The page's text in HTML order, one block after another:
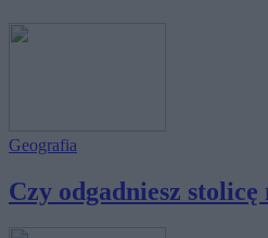
Geografia
Czy odgadniesz stolicę